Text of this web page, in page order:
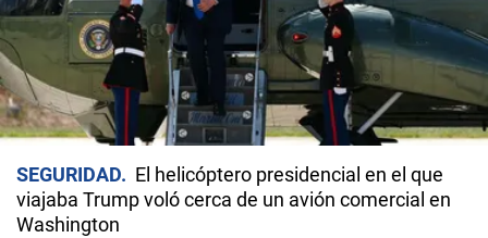
SEGURIDAD
El helicóptero presidencial en el que
viajaba Trump voló cerca de un avión comercial en
Washington